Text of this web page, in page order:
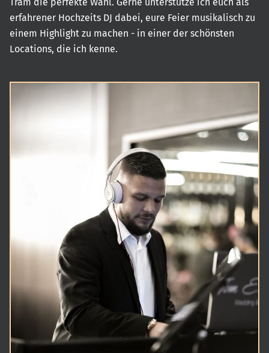
erfahrener Hochzeits DJ dabei, eure Feier musikalisch zu
einem Highlight zu machen - in einer der schönsten
Locations, die ich kenne.